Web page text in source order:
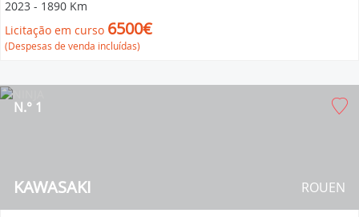
2023 - 1890 Km
Licitação em curso 6500€
(Despesas de venda incluídas)
KAWASAKI
N.° 1
ROUEN